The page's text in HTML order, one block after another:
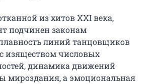
из хитов XXI века,
подчинен законам
линий танцовщиков
изяществом числовых
динамика движений
мироздания, а эмоциональная